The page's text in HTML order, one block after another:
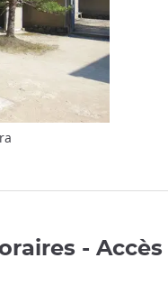
- Accès